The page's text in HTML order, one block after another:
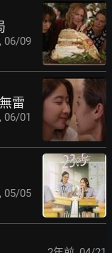
, 06/09
雷
, 06/01
, 05/05